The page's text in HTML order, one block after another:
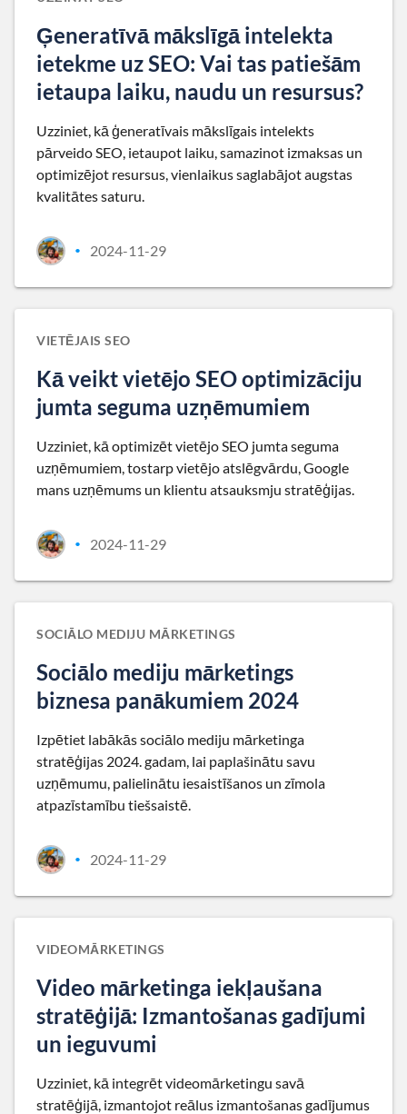
Ģeneratīvā mākslīgā intelekta
ietekme uz SEO: Vai tas patiešām
ietaupa laiku, naudu un resursus?
Uzziniet, kā ģeneratīvais mākslīgais intelekts
pārveido SEO, ietaupot laiku, samazinot izmaksas un
optimizējot resursus, vienlaikus saglabājot augstas
kvalitātes saturu.
• 2024-11-29
VIETĒJAIS SEO
Kā veikt vietējo SEO optimizāciju
jumta seguma uzņēmumiem
Uzziniet, kā optimizēt vietējo SEO jumta seguma
uzņēmumiem, tostarp vietējo atslēgvārdu, Google
mans uzņēmums un klientu atsauksmju stratēģijas.
• 2024-11-29
SOCIĀLO MEDIJU MĀRKETINGS
Sociālo mediju mārketings
biznesa panākumiem 2024
Izpētiet labākās sociālo mediju mārketinga
stratēģijas 2024. gadam, lai paplašinātu savu
uzņēmumu, palielinātu iesaistīšanos un zīmola
atpazīstamību tiešsaistē.
• 2024-11-29
VIDEOMĀRKETINGS
Video mārketinga iekļaušana
stratēģijā: Izmantošanas gadījumi
un ieguvumi
Uzziniet, kā integrēt videomārketingu savā
stratēģijā, izmantojot reālus izmantošanas gadījumus